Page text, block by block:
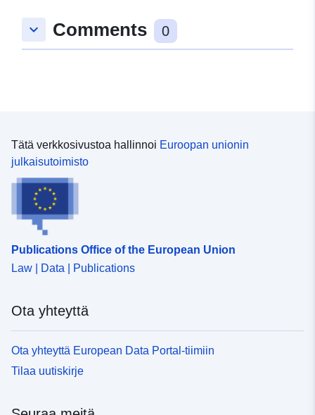
Tyyppi: Polygon
keyboard_arrow_down Comments 0
Tätä verkkosivustoa hallinnoi Euroopan unionin
julkaisutoimisto
Publications Office of the European Union
Law | Data | Publications
Ota yhteyttä
Ota yhteyttä European Data Portal-tiimiin
Tilaa uutiskirje